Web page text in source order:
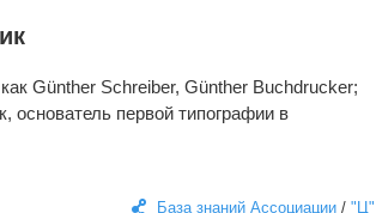
Günther Schreiber, Günther Buchdrucker;
основатель первой типографии в
База знаний Ассоциации/ "Ц"